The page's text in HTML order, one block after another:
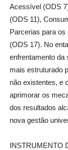
Acessível (ODS
(ODS 11),
Parcerias para
(ODS 17). No
enfrentamento da
mais estruturado
não existentes, e
aprimorar os
dos resultados
nova gestão
INSTRUMENTO